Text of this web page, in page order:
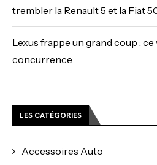
trembler la Renault 5 et la Fiat
Lexus frappe un grand coup :
concurrence
LES CATÉGORIES
Accessoires Auto